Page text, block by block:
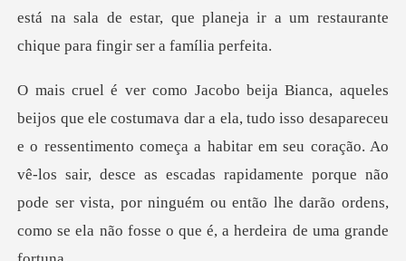
está na sala de estar, que p
o ressentimento começa a habitar em seu coração. Ao
vê-los sair, desce as escadas rapidamente porque não
pode s